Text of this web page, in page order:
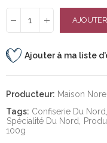
Ajouter à ma liste
Producteur: Maison
Tags: Confiserie Du Nord
Spécialité Du Nord
100g